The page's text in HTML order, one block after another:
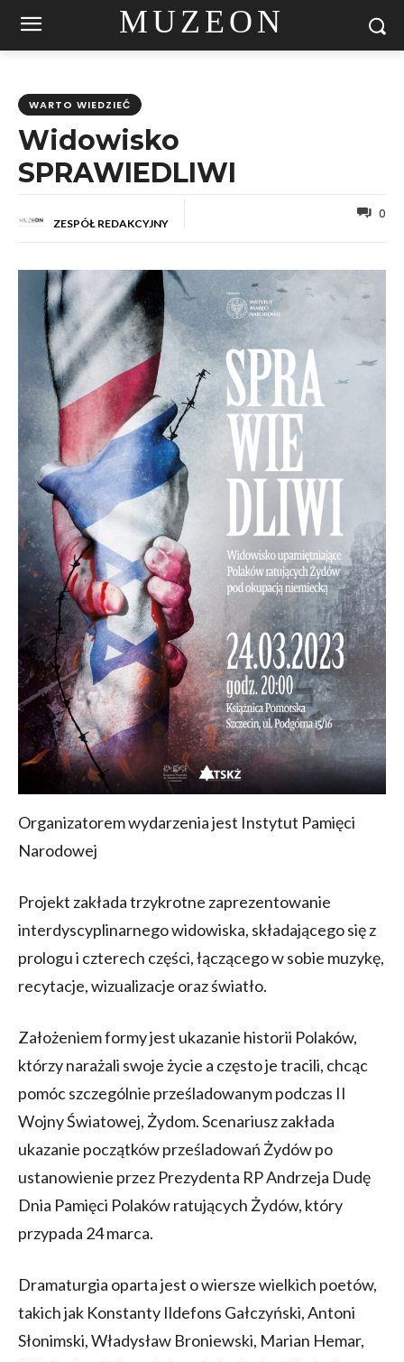
MUZEON
WARTO WIEDZIEĆ
Widowisko
SPRAWIEDLIWI
ZESPÓŁ REDAKCYJNY
0
Organizatorem wydarzenia jest Instytut Pamięci
Narodowej
Projekt zakłada trzykrotne zaprezentowanie
interdyscyplinarnego widowiska, składającego się z
prologu i czterech części, łączącego w sobie muzykę,
recytacje, wizualizacje oraz światło.
Założeniem formy jest ukazanie historii Polaków,
którzy narażali swoje życie a często je tracili, chcąc
pomóc szczególnie prześladowanym podczas II
Wojny Światowej, Żydom. Scenariusz zakłada
ukazanie początków prześladowań Żydów po
ustanowienie przez Prezydenta RP Andrzeja Dudę
Dnia Pamięci Polaków ratujących Żydów, który
przypada 24 marca.
Dramaturgia oparta jest o wiersze wielkich poetów,
takich jak Konstanty Ildefons Gałczyński, Antoni
Słonimski, Władysław Broniewski, Marian Hemar,